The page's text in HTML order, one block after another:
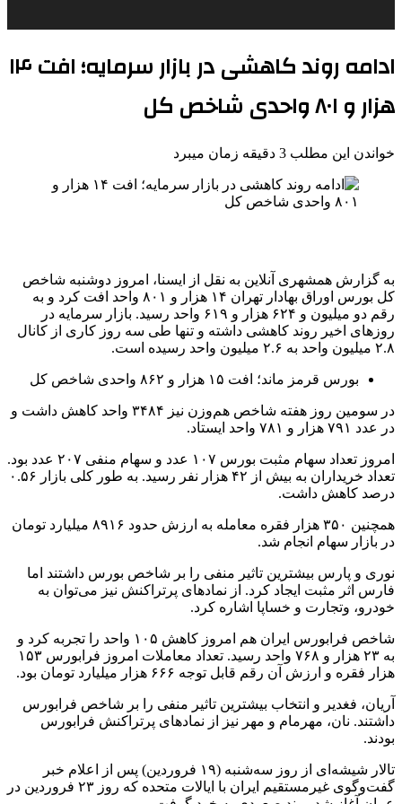
ادامه روند کاهشی در بازار سرمایه؛ افت ۱۴
هزار و ۸۰۱ واحدی شاخص کل
خواندن این مطلب 3 دقیقه زمان میبرد
به گزارش همشهری آنلاین به نقل از ایسنا، امروز دوشنبه شاخص
کل بورس اوراق بهادار تهران ۱۴ هزار و ۸۰۱ واحد افت کرد و به
رقم دو میلیون و ۶۲۴ هزار و ۶۱۹ واحد رسید. بازار سرمایه در
روزهای اخیر روند کاهشی داشته و تنها طی سه روز کاری از کانال
۲.۸ میلیون واحد به ۲.۶ میلیون واحد رسیده است.
بورس قرمز ماند؛ افت ۱۵ هزار و ۸۶۲ واحدی شاخص کل
در سومین روز هفته شاخص هم‌وزن نیز ۳۴۸۴ واحد کاهش داشت و
در عدد ۷۹۱ هزار و ۷۸۱ واحد ایستاد.
امروز تعداد سهام مثبت بورس ۱۰۷ عدد و سهام منفی ۲۰۷ عدد بود.
تعداد خریداران به بیش از ۴۲ هزار نفر رسید. به طور کلی بازار ۰.۵۶
درصد کاهش داشت.
همچنین ۳۵۰ هزار فقره معامله به ارزش حدود ۸۹۱۶ میلیارد تومان
در بازار سهام انجام شد.
نوری و پارس بیشترین تاثیر منفی را بر شاخص بورس داشتند اما
فارس اثر مثبت ایجاد کرد. از نمادهای پرتراکنش نیز می‌توان به
خودرو، وتجارت و خساپا اشاره کرد.
شاخص فرابورس ایران هم امروز کاهش ۱۰۵ واحد را تجربه کرد و
به ۲۳ هزار و ۷۶۸ واحد رسید. تعداد معاملات امروز فرابورس ۱۵۳
هزار فقره و ارزش آن رقم قابل توجه ۶۶۶ هزار میلیارد تومان بود.
آریان، فغدیر و انتخاب بیشترین تاثیر منفی را بر شاخص فرابورس
داشتند. نان، مهرمام و مهر نیز از نمادهای پرتراکنش فرابورس
بودند.
تالار شیشه‌ای از روز سه‌شنبه (۱۹ فروردین) پس از اعلام خبر
گفت‌وگوی غیرمستقیم ایران با ایالات متحده که روز ۲۳ فروردین در